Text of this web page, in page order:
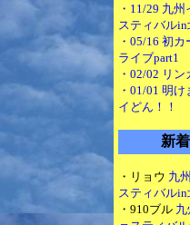
・11/29 九
スティバルin
・05/16 初
ライブpart1
・02/02 リ
・01/01 明
イどん！！
新
・リョウ 九
スティバルin
・910ブル